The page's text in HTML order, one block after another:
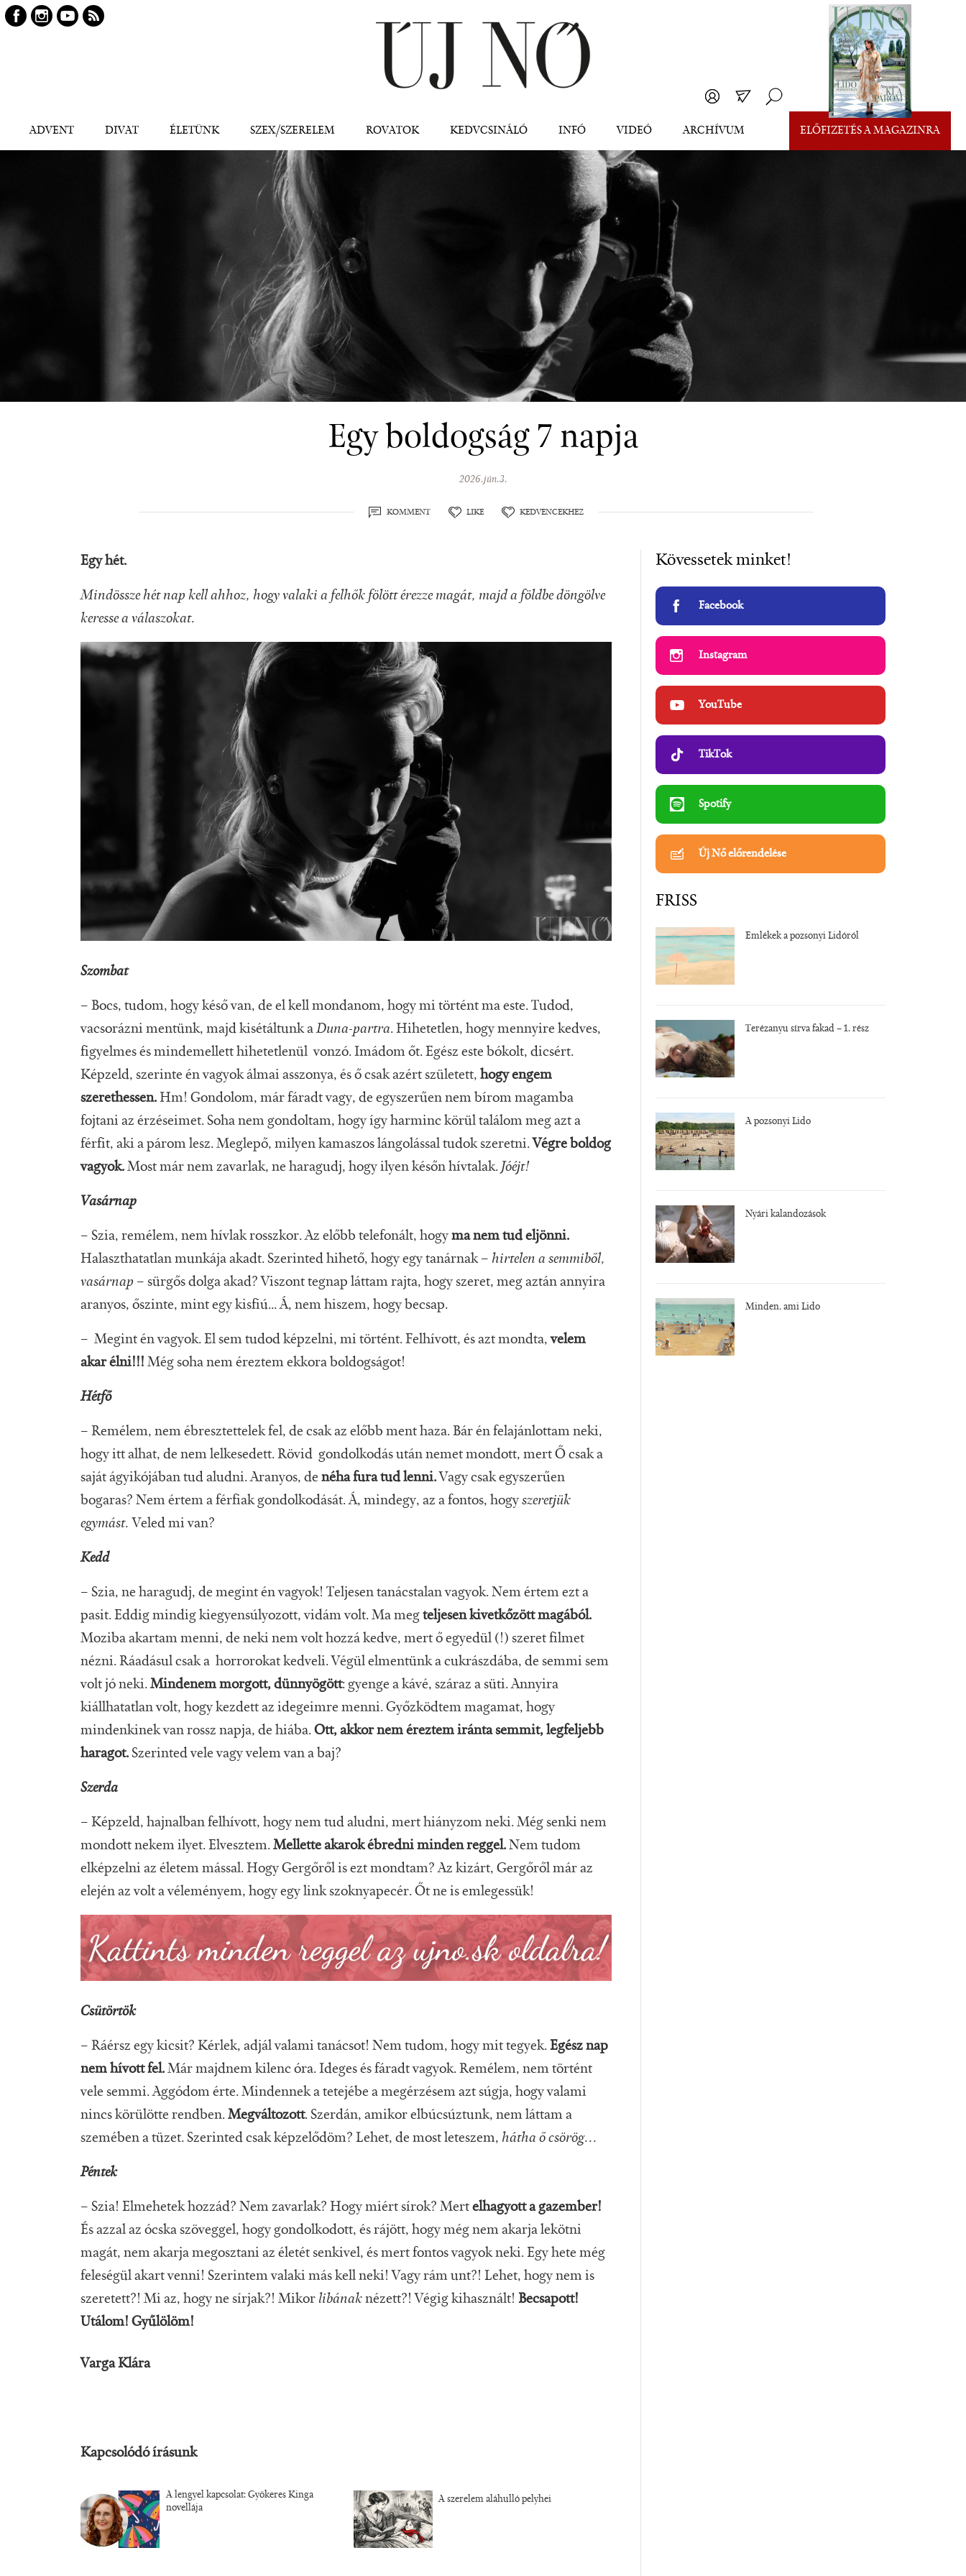
ADVENT DIVAT ÉLETÜNK SZEX/SZERELEM ROVATOK KEDVCSINÁLÓ INFÓ VIDEÓ ARCHÍVUM ELŐFIZETÉS A MAGAZINRA
Egy boldogság 7 napja
2026.jún.3.
KOMMENT LIKE KEDVENCEKHEZ
Egy hét.
Mindössze hét nap kell ahhoz, hogy valaki a felhők fölött érezze magát, majd a földbe döngölve
keresse a válaszokat.
Szombat
– Bocs, tudom, hogy késő van, de el kell mondanom, hogy mi történt ma este. Tudod,
vacsorázni mentünk, majd kisétáltunk aDuna-partra. Hihetetlen, hogy mennyire kedves,
figyelmes és mindemellett hihetetlenül vonzó. Imádom őt. Egész este bókolt, dicsért.
Képzeld, szerinte én vagyok álmai asszonya, és ő csak azért született, hogy engem
szerethessen. Hm! Gondolom, már fáradt vagy, de egyszerűen nem bírom magamba
fojtani az érzéseimet. Soha nem gondoltam, hogy így harminc körül találom meg azt a
férfit, aki a párom lesz. Meglepő, milyen kamaszos lángolással tudok szeretni. Végre boldog
vagyok. Most már nem zavarlak, ne haragudj, hogy ilyen későn hívtalak. Jóéjt!
Vasárnap
– Szia, remélem, nem hívlak rosszkor. Az előbb telefonált, hogy ma nem tud eljönni.
Halaszthatatlan munkája akadt. Szerinted hihető, hogy egy tanárnak – hirtelen a semmiből,
vasárnap – sürgős dolga akad? Viszont tegnap láttam rajta, hogy szeret, meg aztán annyira
aranyos, őszinte, mint egy kisfiú... Á, nem hiszem, hogy becsap.
– Megint én vagyok. El sem tudod képzelni, mi történt. Felhívott, és azt mondta, velem
akar élni!!! Még soha nem éreztem ekkora boldogságot!
Hétfő
– Remélem, nem ébresztettelek fel, de csak az előbb ment haza. Bár én felajánlottam neki,
hogy itt alhat, de nem lelkesedett. Rövid gondolkodás után nemet mondott, mert Ő csak a
saját ágyikójában tud aludni. Aranyos, de néha fura tud lenni. Vagy csak egyszerűen
bogaras? Nem értem a férfiak gondolkodását. Á, mindegy, az a fontos, hogy szeretjük
egymást. Veled mi van?
Kedd
– Szia, ne haragudj, de megint én vagyok! Teljesen tanácstalan vagyok. Nem értem ezt a
pasit. Eddig mindig kiegyensúlyozott, vidám volt. Ma meg teljesen kivetkőzött magából.
Moziba akartam menni, de neki nem volt hozzá kedve, mert ő egyedül (!) szeret filmet
nézni. Ráadásul csak a horrorokat kedveli. Végül elmentünk a cukrászdába, de semmi sem
volt jó neki. Mindenem morgott, dünnyögött: gyenge a kávé, száraz a süti. Annyira
kiállhatatlan volt, hogy kezdett az idegeimre menni. Győzködtem magamat, hogy
mindenkinek van rossz napja, de hiába. Ott, akkor nem éreztem iránta semmit, legfeljebb
haragot. Szerinted vele vagy velem van a baj?
Szerda
– Képzeld, hajnalban felhívott, hogy nem tud aludni, mert hiányzom neki. Még senki nem
mondott nekem ilyet. Elvesztem. Mellette akarok ébredni minden reggel. Nem tudom
elképzelni az életem mással. Hogy Gergőről is ezt mondtam? Az kizárt, Gergőről már az
elején az volt a véleményem, hogy egy link szoknyapecér. Őt ne is emlegessük!
Csütörtök
– Ráérsz egy kicsit? Kérlek, adjál valami tanácsot! Nem tudom, hogy mit tegyek. Egész nap
nem hívott fel. Már majdnem kilenc óra. Ideges és fáradt vagyok. Remélem, nem történt
vele semmi. Aggódom érte. Mindennek a tetejébe a megérzésem azt súgja, hogy valami
nincs körülötte rendben. Megváltozott. Szerdán, amikor elbúcsúztunk, nem láttam a
szemében a tüzet. Szerinted csak képzelődöm? Lehet, de most leteszem, hátha ő csörög...
Péntek
– Szia! Elmehetek hozzád? Nem zavarlak? Hogy miért sírok? Mert elhagyott a gazember!
És azzal az ócska szöveggel, hogy gondolkodott, és rájött, hogy még nem akarja lekötni
magát, nem akarja megosztani az életét senkivel, és mert fontos vagyok neki. Egy hete még
feleségül akart venni! Szerintem valaki más kell neki! Vagy rám unt?! Lehet, hogy nem is
szeretett?! Mi az, hogy ne sírjak?! Mikor libának nézett?! Végig kihasznált! Becsapott!
Utálom! Gyűlölöm!
Varga Klára
Kapcsolódó írásunk
A lengyel kapcsolat: Gyökeres Kinga
novellája
A szerelem aláhulló pelyhei
Kövessetek minket!
Facebook
Instagram
YouTube
TikTok
Spotify
Új Nő előrendelése
FRISS
Emlékek a pozsonyi Lidóról
Terézanyu sírva fakad – 1. rész
A pozsonyi Lido
Nyári kalandozások
Minden, ami Lido